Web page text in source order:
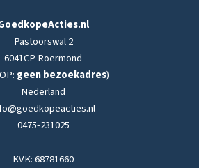
Pastoorswal 2
6041CP Roermond
geen bezoekadres)
Nederland
0475-231025
KVK: 68781660